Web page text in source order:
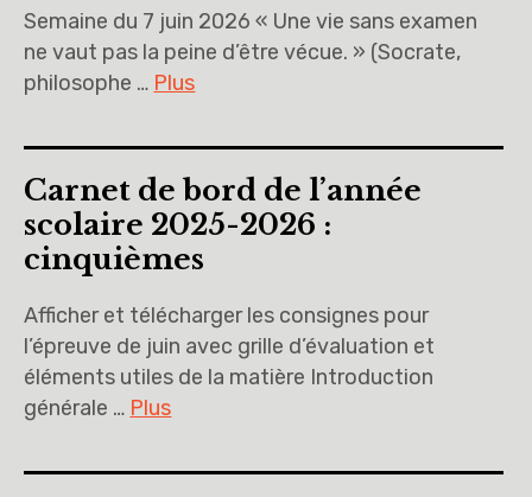
Semaine du 7 juin 2026 « Une vie sans examen
ne vaut pas la peine d’être vécue. » (Socrate,
philosophe … Plus
Carnet de bord de l’année
scolaire 2025-2026 :
cinquièmes
Afficher et télécharger les consignes pour
l’épreuve de juin avec grille d’évaluation et
éléments utiles de la matière Introduction
générale … Plus